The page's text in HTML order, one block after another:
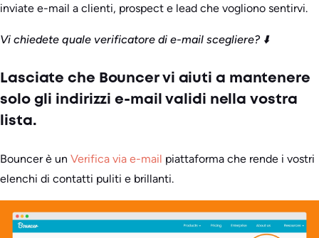
inviate e-mail a clienti, prospect e lead che vogliono sentirvi.
Vi chiedete quale verificatore di e-mail scegliere? ⬇️
Lasciate che Bouncer vi aiuti a mantenere
solo gli indirizzi e-mail validi nella vostra
lista.
Bouncer è un Verifica via e-mail piattaforma che rende i vostri
elenchi di contatti puliti e brillanti.